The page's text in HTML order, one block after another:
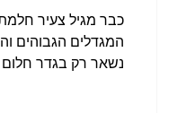
כבר מגיל צעיר
המגדלים הגבוהים
נשאר רק בגדר